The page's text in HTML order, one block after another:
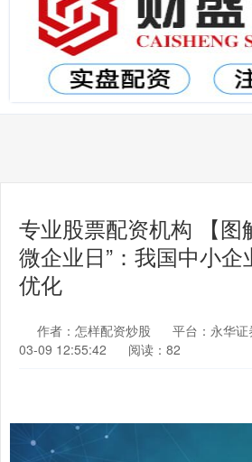
专业股票配资机构 【图
微企业日”：我国中小
优化
作者：怎样配资炒股 平台：永华证
03-09 12:55:42
阅读：82